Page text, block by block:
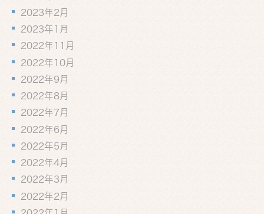
2023年2月
2023年1月
2022年11月
2022年10月
2022年9月
2022年8月
2022年7月
2022年6月
2022年5月
2022年4月
2022年3月
2022年2月